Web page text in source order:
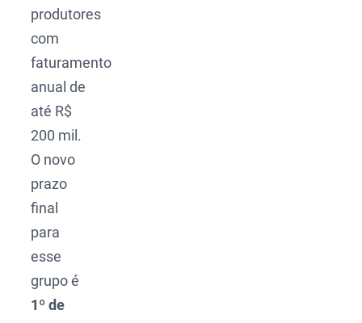
produtores
com
faturamento
anual de
até R$
200 mil.
O novo
prazo
final
para
esse
grupo é
1º de